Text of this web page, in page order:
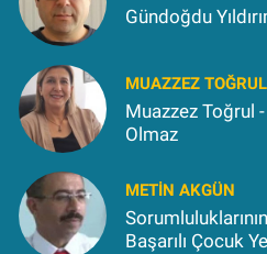
Gündoğdu
MUAZZEZ TOĞRUL
Muazzez Toğrul
Olmaz
METIN AKGÜN
Başarılı Çocuk